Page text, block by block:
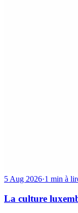
5 Aug 2026·1 min à
La culture